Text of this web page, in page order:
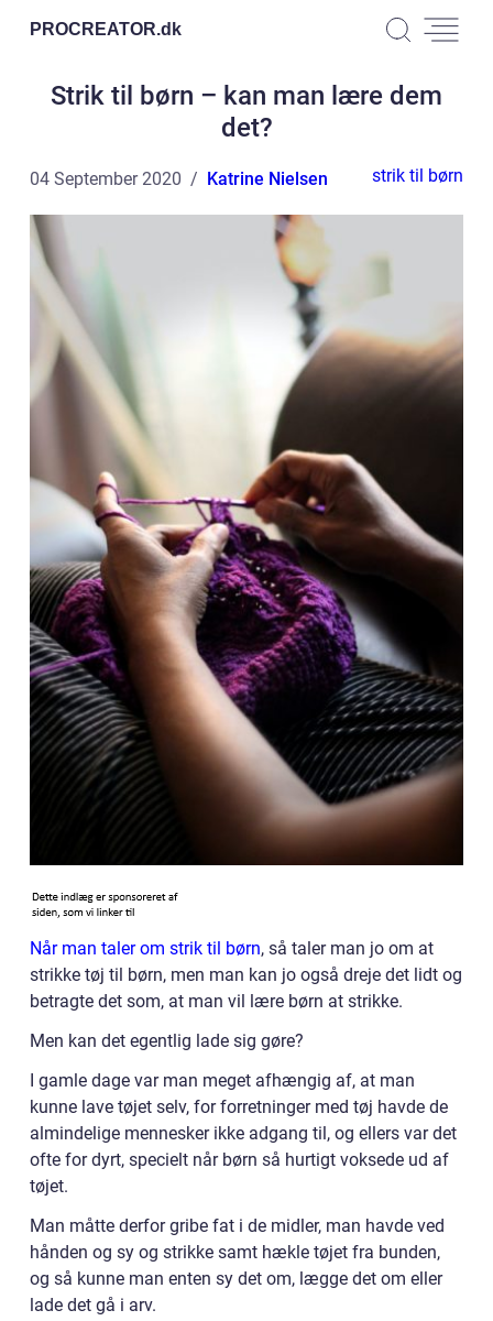
PROCREATOR.dk
Strik til børn – kan man lære dem
det?
04 September 2020 Katrine Nielsen strik til børn
Når man taler om strik til børn, så taler man jo om at
strikke tøj til børn, men man kan jo også dreje det lidt og
betragte det som, at man vil lære børn at strikke.
Men kan det egentlig lade sig gøre?
I gamle dage var man meget afhængig af, at man
kunne lave tøjet selv, for forretninger med tøj havde de
almindelige mennesker ikke adgang til, og ellers var det
ofte for dyrt, specielt når børn så hurtigt voksede ud af
tøjet.
Man måtte derfor gribe fat i de midler, man havde ved
hånden og sy og strikke samt hækle tøjet fra bunden,
og så kunne man enten sy det om, lægge det om eller
lade det gå i arv.